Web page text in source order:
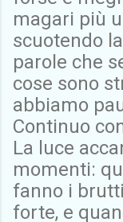
magari più
scuotendo
parole che
cose sono
abbiamo
Continuo
La luce
momenti:
fanno i
forte, e